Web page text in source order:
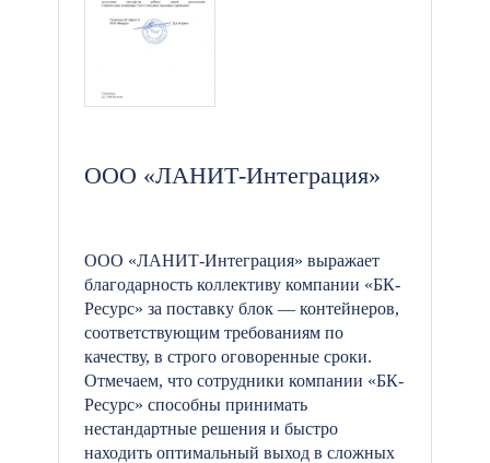
ООО «ЛАНИТ-Интеграция»
ООО «ЛАНИТ-Интеграция» выражает
благодарность коллективу компании «БК-
Ресурс» за поставку блок — контейнеров,
соответствующим требованиям по
качеству, в строго оговоренные сроки.
Отмечаем, что сотрудники компании «БК-
Ресурс» способны принимать
нестандартные решения и быстро
находить оптимальный выход в сложных